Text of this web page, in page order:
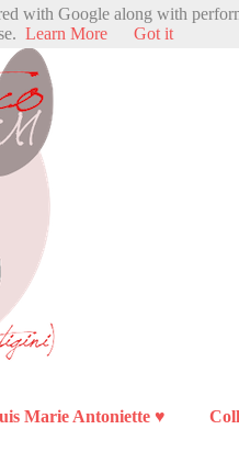
Marie Antoniette ♥
with Google along with
Learn More Got it